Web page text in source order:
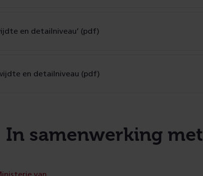
en detailniveau’ (pdf)
en detailniveau (pdf)
In samenwerking met